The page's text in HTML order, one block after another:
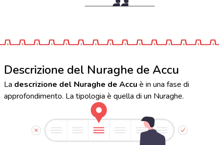
Descrizione del Nuraghe de Accu
La descrizione del Nuraghe de Accu è in una fase di
approfondimento. La tipologia è quella di un Nuraghe.